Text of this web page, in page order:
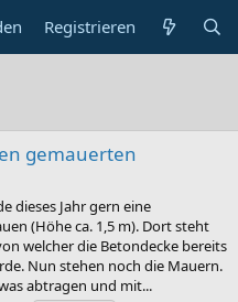
Registrieren
gemauerten
dieses Jahr gern eine
(Höhe ca. 1,5 m). Dort steht
welcher die Betondecke bereits
Nun stehen noch die Mauern.
abtragen und mit...